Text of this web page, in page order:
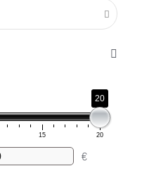
20
15 20
Price
Price
€